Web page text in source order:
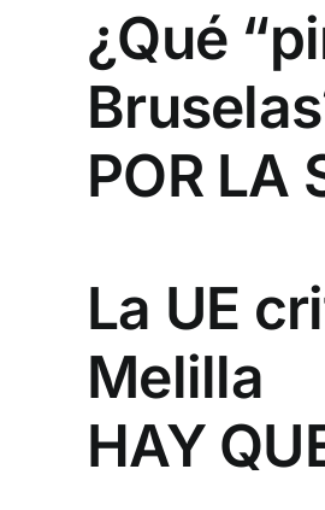
¿Qué
POR LA
La UE
Melilla
HAY